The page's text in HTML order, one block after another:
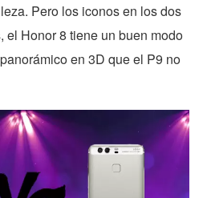
Pero los iconos en los dos
el Honor 8 tiene un buen modo
en 3D que el P9 no